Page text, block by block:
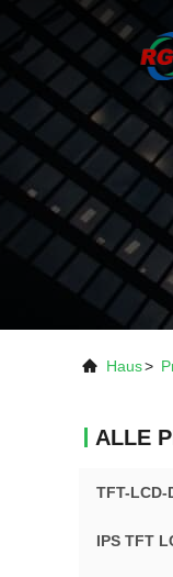
Haus>
ALLE
TFT-
IPS TFT